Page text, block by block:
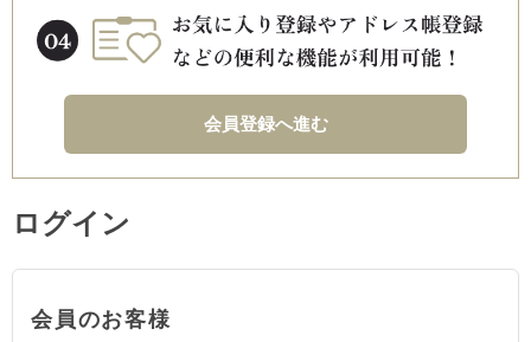
会員登録へ進む
ログイン
会員のお客様